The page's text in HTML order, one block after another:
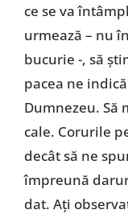
ce se va
urmează – nu
bucurie -, să
pacea ne
Dumnezeu. Să
cale. Corurile
decât să ne
împreună
dat. Ați